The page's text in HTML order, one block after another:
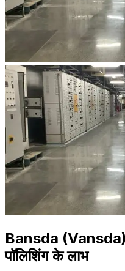
Bansda
पॉलिशिंग के लाभ